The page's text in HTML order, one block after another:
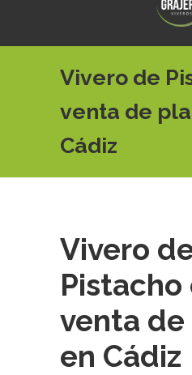
Vivero de
venta de
Cádiz
Vivero
Pistacho
venta
en Cádiz